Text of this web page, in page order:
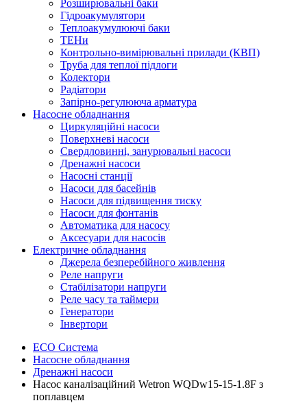
Розширювальні баки
Гідроакумулятори
Теплоакумулюючі баки
ТЕНи
Контрольно-вимірювальні прилади (КВП)
Труба для теплої підлоги
Колектори
Радіатори
Запірно-регулююча арматура
Насосне обладнання
Циркуляційні насоси
Поверхневі насоси
Свердловинні, занурювальні насоси
Дренажні насоси
Насосні станції
Насоси для басейнів
Насоси для підвищення тиску
Насоси для фонтанів
Автоматика для насосу
Аксесуари для насосів
Електричне обладнання
Джерела безперебійного живлення
Реле напруги
Стабілізатори напруги
Реле часу та таймери
Генератори
Інвертори
ECO Система
Насосне обладнання
Дренажні насоси
Насос каналізаційний Wetron WQDw15-15-1.8F з
поплавцем